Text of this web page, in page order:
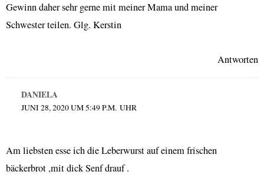
Gewinn daher sehr gerne mit meiner Mama und meiner
Schwester teilen. Glg. Kerstin
Antworten
DANIELA
JUNI 28, 2020 UM 5:49 P.M. UHR
Am liebsten esse ich die Leberwurst auf einem frischen
bäckerbrot ,mit dick Senf drauf .